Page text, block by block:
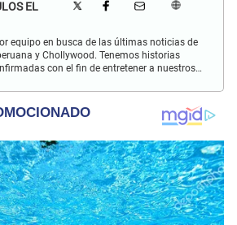
EL
equipo en busca de las últimas noticias de
y Chollywood. Tenemos historias
con el fin de entretener a nuestros